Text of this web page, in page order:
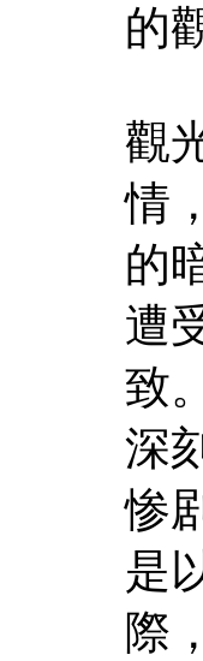
的
觀
情
的
遭
致
深
惨
是
際